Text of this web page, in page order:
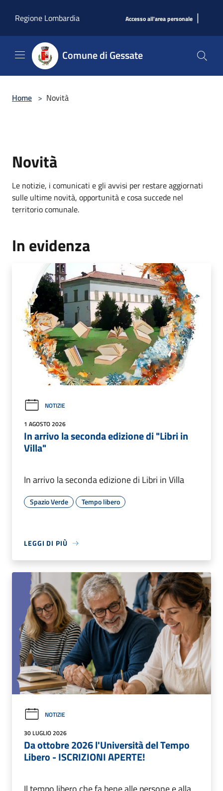
Regione Lombardia
Accesso all'area personale |
Comune di Gessate
Home > Novità
Novità
Le notizie, i comunicati e gli avvisi per restare aggiornati
sulle ultime novità, opportunità e cosa succede nel
territorio comunale.
In evidenza
NOTIZIE
1 AGOSTO 2026
In arrivo la seconda edizione di "Libri in
Villa"
In arrivo la seconda edizione di Libri in Villa
Spazio Verde Tempo libero
LEGGI DI PIÙ
NOTIZIE
30 LUGLIO 2026
Da ottobre 2026 l'Università del Tempo
Libero - ISCRIZIONI APERTE!